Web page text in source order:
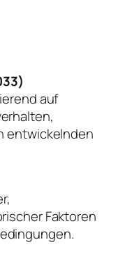
auf
entwickelnden
Faktoren